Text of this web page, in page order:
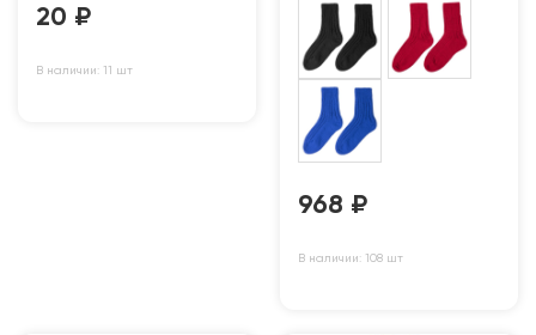
20 ₽
В наличии: 11 шт
968 ₽
В наличии: 108 шт